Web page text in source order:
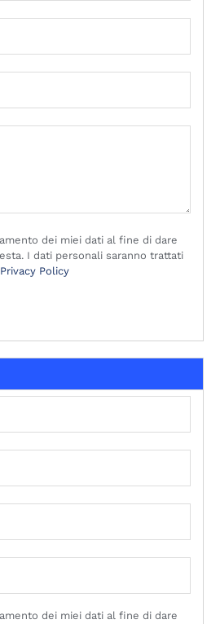
dei miei dati al fine di dare
I dati personali saranno trattati
Privacy Policy
dei miei dati al fine di dare